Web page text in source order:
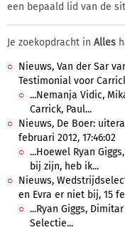
een bepaald lid van de
Je zoekopdracht in Alles
Nieuws, Van der Sar
Testimonial voor
...Nemanja Vidic,
Carrick, Paul...
Nieuws, De Boer:
februari 2012, 17:46:02
...Hoewel Ryan
bij zijn, heb ik...
Nieuws,
en Evra er niet bij, 15
...Ryan Giggs,
Selectie...